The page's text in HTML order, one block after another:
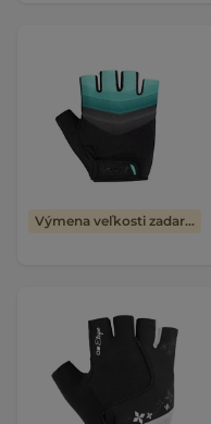
Výmena veľkosti zadarmo